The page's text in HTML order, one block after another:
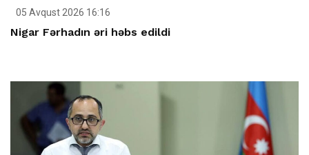
05 Avqust 2026 16:16
Nigar Fərhadın əri həbs edildi